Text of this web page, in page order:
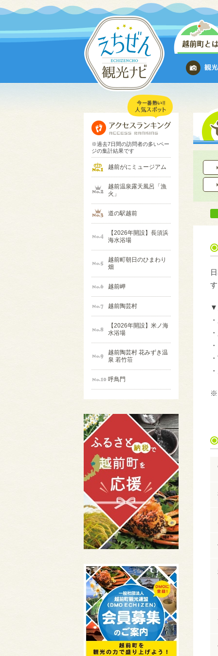
※過去7日間の訪問者の多いペー
ジの集計結果です
越前がにミュージアム
越前温泉露天風呂「漁
火」
道の駅越前
【2026年開設】長須浜
海水浴場
越前町朝日のひまわり
畑
越前岬
越前陶芸村
【2026年開設】米ノ海
水浴場
越前陶芸村 花みずき温
泉 若竹荘
呼鳥門
▼
※